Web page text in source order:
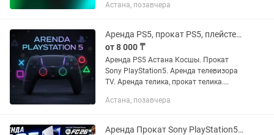
FC26 ( НОВИНКА) Fifa 2025 NBA 2k 24
Астана, позавчера
Аренда PS5, прокат PS5, плейстейшн 5 аренда, аренда телевизора, TV, тв
от 8 000 ₸
Аренда PS5 Астана Косшы. Прокат
Sony PlayStation5. Аренда телевизора
TV. Аренда телика, прокат телика.
телевизора TV в Астане, Косшы и
Астана, позавчера
Аренда Прокат Sony PlayStation5 Пс5